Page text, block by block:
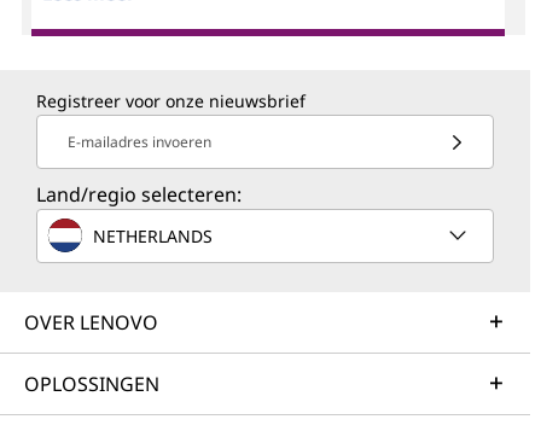
Registreer voor onze nieuwsbrief
E-mailadres invoeren
Land/regio selecteren:
NETHERLANDS
OVER LENOVO
OPLOSSINGEN